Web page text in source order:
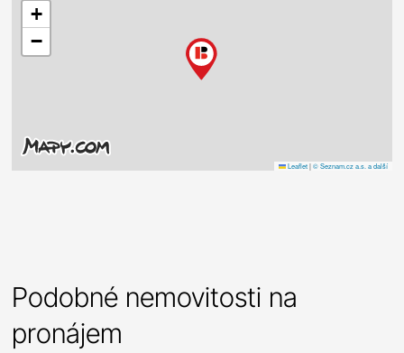
+
−
Leaflet | © Seznam.cz a.s. a další
Podobné nemovitosti na
pronájem